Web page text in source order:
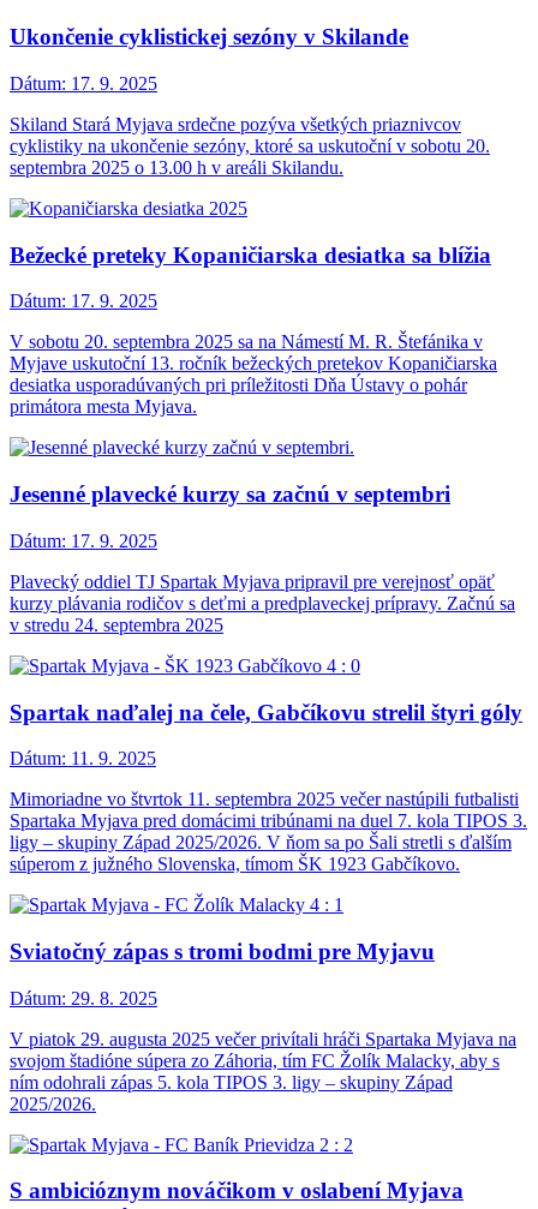
Ukončenie cyklistickej sezóny v Skilande
Dátum: 17. 9. 2025
Skiland Stará Myjava srdečne pozýva všetkých priaznivcov
cyklistiky na ukončenie sezóny, ktoré sa uskutoční v sobotu 20.
septembra 2025 o 13.00 h v areáli Skilandu.
Bežecké preteky Kopaničiarska desiatka sa blížia
Dátum: 17. 9. 2025
V sobotu 20. septembra 2025 sa na Námestí M. R. Štefánika v
Myjave uskutoční 13. ročník bežeckých pretekov Kopaničiarska
desiatka usporadúvaných pri príležitosti Dňa Ústavy o pohár
primátora mesta Myjava.
Jesenné plavecké kurzy sa začnú v septembri
Dátum: 17. 9. 2025
Plavecký oddiel TJ Spartak Myjava pripravil pre verejnosť opäť
kurzy plávania rodičov s deťmi a predplaveckej prípravy. Začnú sa
v stredu 24. septembra 2025
Spartak naďalej na čele, Gabčíkovu strelil štyri góly
Dátum: 11. 9. 2025
Mimoriadne vo štvrtok 11. septembra 2025 večer nastúpili futbalisti
Spartaka Myjava pred domácimi tribúnami na duel 7. kola TIPOS 3.
ligy – skupiny Západ 2025/2026. V ňom sa po Šali stretli s ďalším
súperom z južného Slovenska, tímom ŠK 1923 Gabčíkovo.
Sviatočný zápas s tromi bodmi pre Myjavu
Dátum: 29. 8. 2025
V piatok 29. augusta 2025 večer privítali hráči Spartaka Myjava na
svojom štadióne súpera zo Záhoria, tím FC Žolík Malacky, aby s
ním odohrali zápas 5. kola TIPOS 3. ligy – skupiny Západ
2025/2026.
S ambicióznym nováčikom v oslabení Myjava